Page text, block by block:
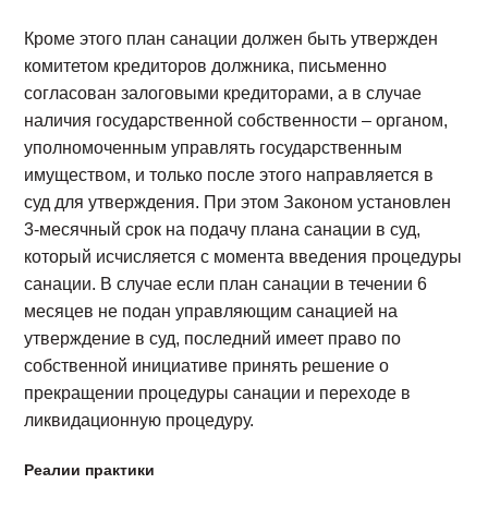
Кроме этого план санации должен быть утвержден
комитетом кредиторов должника, письменно
согласован залоговыми кредиторами, а в случае
наличия государственной собственности – органом,
уполномоченным управлять государственным
имуществом, и только после этого направляется в
суд для утверждения. При этом Законом установлен
3-месячный срок на подачу плана санации в суд,
который исчисляется с момента введения процедуры
санации. В случае если план санации в течении 6
месяцев не подан управляющим санацией на
утверждение в суд, последний имеет право по
собственной инициативе принять решение о
прекращении процедуры санации и переходе в
ликвидационную процедуру.
Реалии практики